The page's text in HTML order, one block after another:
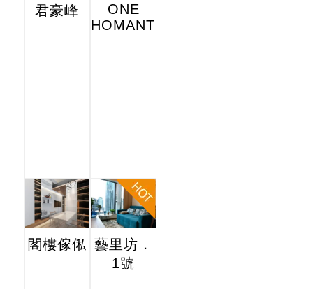
君豪峰
ONE
HOMANTIN
閣樓傢俬 藝里坊．
1號